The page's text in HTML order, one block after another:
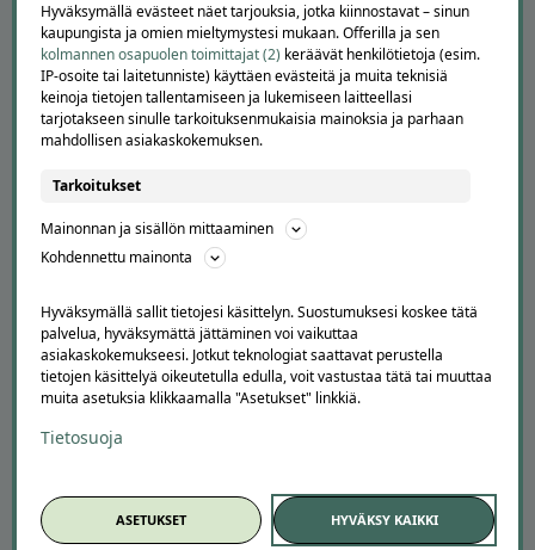
APUA JA NEUVOJA
Peruuta tilaus
Kuinka Offerilla toimii
Usein kysytyt kysymykset
Suosittele Offerillaa
TUTUSTU MEIHIN
Tietoa meistä
Tilaa uutiskirje
Avoimet työpaikat
Hyväksymällä evästeet näet tarjouksia, jotka kiinnostavat – sinun
kaupungista ja omien mieltymystesi mukaan. Offerilla ja sen
kolmannen osapuolen toimittajat (2) keräävät henkilötietoja (esim.
IP-osoite tai laitetunniste) käyttäen evästeitä ja muita teknisiä
keinoja tietojen tallentamiseen ja lukemiseen laitteellasi
tarjotakseen sinulle tarkoituksenmukaisia mainoksia ja parhaan
mahdollisen asiakaskokemuksen.
Tarkoitukset
Mainonnan ja sisällön mittaaminen
Kohdennettu mainonta
Hyväksymällä sallit tietojesi käsittelyn. Suostumuksesi koskee tätä
palvelua, hyväksymättä jättäminen voi vaikuttaa
asiakaskokemukseesi. Jotkut teknologiat saattavat perustella
tietojen käsittelyä oikeutetulla edulla, voit vastustaa tätä tai muuttaa
muita asetuksia klikkaamalla "Asetukset" linkkiä.
Tietosuoja
ASETUKSET HYVÄKSY KAIKKI